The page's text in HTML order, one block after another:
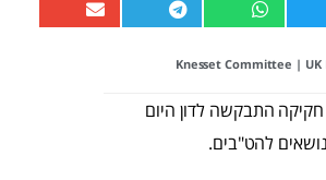
Knesset Committee |
חקיקה התבקשה לדון היום
להט"בים.